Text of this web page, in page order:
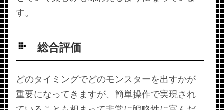
す。
総合評価
どのタイミングでどのモンスターを出すかが
重要になってきますが、簡単操作で実現され